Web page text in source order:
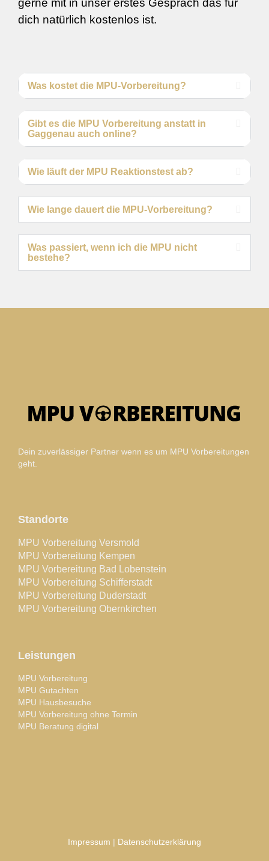
gerne mit in unser erstes Gespräch das für
dich natürlich kostenlos ist.
Was kostet die MPU-Vorbereitung?
Gibt es die MPU Vorbereitung anstatt in
Gaggenau auch online?
Wie läuft der MPU Reaktionstest ab?
Wie lange dauert die MPU-Vorbereitung?
Was passiert, wenn ich die MPU nicht
bestehe?
Dein zuverlässiger Partner wenn es um MPU Vorbereitungen
geht.
Standorte
MPU Vorbereitung Versmold
MPU Vorbereitung Kempen
MPU Vorbereitung Bad Lobenstein
MPU Vorbereitung Schifferstadt
MPU Vorbereitung Duderstadt
MPU Vorbereitung Obernkirchen
Leistungen
MPU Vorbereitung
MPU Gutachten
MPU Hausbesuche
MPU Vorbereitung ohne Termin
MPU Beratung digital
Impressum Datenschutzerklärung